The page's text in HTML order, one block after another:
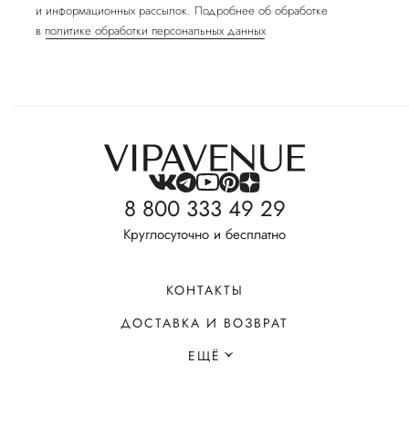
и информационных рассылок. Подробнее об обработке
в политике обработки персональных данных
8 800 333 49 29
Круглосуточно и бесплатно
КОНТАКТЫ
ДОСТАВКА И ВОЗВРАТ
ЕЩЁ